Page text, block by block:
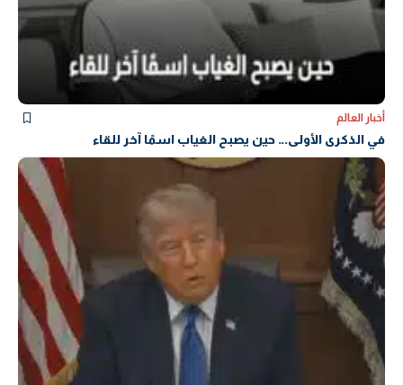
أخبار العالم
في الذكرى الأولى… حين يصبح الغياب اسمًا آخر للقاء